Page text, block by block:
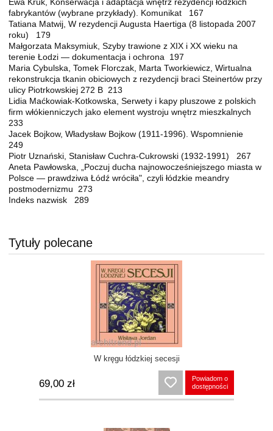
fabrykantów (wybrane przykłady). Komunikat 167
Tatiana Matwij, W rezydencji Augusta Haertiga (8 listopada 2007
roku) 179
Małgorzata Maksymiuk, Szyby trawione z XIX i XX wieku na
terenie Łodzi — dokumentacja i ochrona 197
Maria Cybulska, Tomek Florczak, Marta Tworkiewicz, Wirtualna
rekonstrukcja tkanin obiciowych z rezydencji braci Steinertów przy
ulicy Piotrkowskiej 272 B 213
Lidia Maćkowiak-Kotkowska, Serwety i kapy pluszowe z polskich
firm włókienniczych jako element wystroju wnętrz mieszkalnych
233
Jacek Bojkow, Władysław Bojkow (1911-1996). Wspomnienie
249
Piotr Uznański, Stanisław Cuchra-Cukrowski (1932-1991) 267
Aneta Pawłowska, „Poczuj ducha najnowocześniejszego miasta w
Polsce — prawdziwa Łódź wróciła", czyli łódzkie meandry
postmodernizmu 273
Indeks nazwisk 289
Tytuły polecane
W kręgu łódzkiej secesji
69,00 zł
Powiadom o
dostępności